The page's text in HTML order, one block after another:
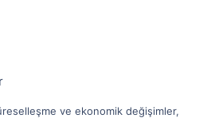
ve ekonomik değişimler,